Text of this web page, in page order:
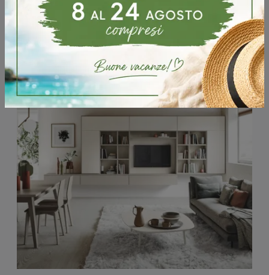
Potrebbero piacerti anche